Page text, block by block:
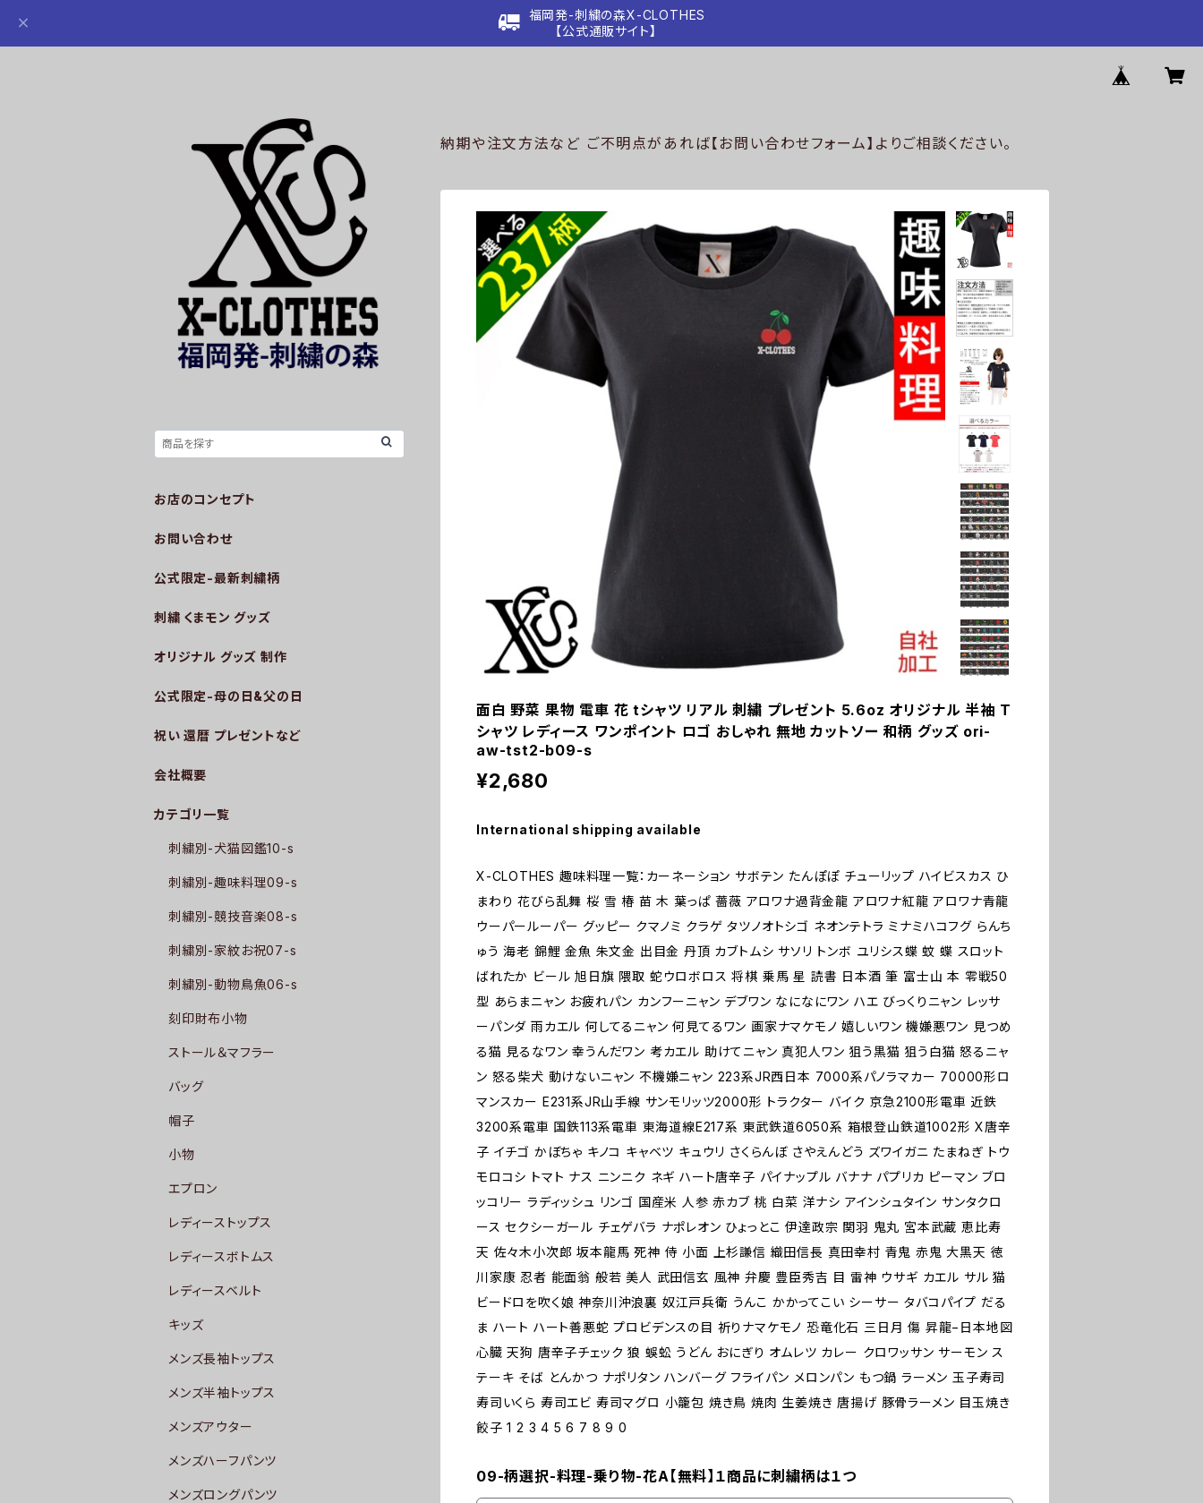
福岡発-刺繍の森X-CLOTHES
【公式通販サイト】
納期や注文方法など ご不明点があれば【お問い合わせフォーム】よりご相談ください。
面白 野菜 果物 電車 花 tシャツ リアル 刺繍 プレゼント 5.6oz オリジナル 半袖 T
シャツ レディース ワンポイント ロゴ おしゃれ 無地 カットソー 和柄 グッズ ori-
aw-tst2-b09-s
¥2,680
International shipping available
X-CLOTHES 趣味料理一覧：カーネーション サボテン たんぽぽ チューリップ ハイビスカス ひ
まわり 花びら乱舞 桜 雪 椿 苗 木 葉っぱ 薔薇 アロワナ過背金龍 アロワナ紅龍 アロワナ青龍
ウーパールーパー グッピー クマノミ クラゲ タツノオトシゴ ネオンテトラ ミナミハコフグ らんち
ゅう 海老 錦鯉 金魚 朱文金 出目金 丹頂 カブトムシ サソリ トンボ ユリシス蝶 蚊 蝶 スロット
ばれたか ビール 旭日旗 隈取 蛇ウロボロス 将棋 乗馬 星 読書 日本酒 筆 富士山 本 零戦50
型 あらまニャン お疲れパン カンフーニャン デブワン なになにワン ハエ びっくりニャン レッサ
ーパンダ 雨カエル 何してるニャン 何見てるワン 画家ナマケモノ 嬉しいワン 機嫌悪ワン 見つめ
る猫 見るなワン 幸うんだワン 考カエル 助けてニャン 真犯人ワン 狙う黒猫 狙う白猫 怒るニャ
ン 怒る柴犬 動けないニャン 不機嫌ニャン 223系JR西日本 7000系パノラマカー 70000形ロ
マンスカー E231系JR山手線 サンモリッツ2000形 トラクター バイク 京急2100形電車 近鉄
3200系電車 国鉄113系電車 東海道線E217系 東武鉄道6050系 箱根登山鉄道1002形 X唐辛
子 イチゴ かぼちゃ キノコ キャベツ キュウリ さくらんぼ さやえんどう ズワイガニ たまねぎ トウ
モロコシ トマト ナス ニンニク ネギ ハート唐辛子 パイナップル バナナ パプリカ ピーマン ブロ
ッコリー ラディッシュ リンゴ 国産米 人参 赤カブ 桃 白菜 洋ナシ アインシュタイン サンタクロ
ース セクシーガール チェゲバラ ナポレオン ひょっとこ 伊達政宗 関羽 鬼丸 宮本武蔵 恵比寿
天 佐々木小次郎 坂本龍馬 死神 侍 小面 上杉謙信 織田信長 真田幸村 青鬼 赤鬼 大黒天 徳
川家康 忍者 能面翁 般若 美人 武田信玄 風神 弁慶 豊臣秀吉 目 雷神 ウサギ カエル サル 猫
ビードロを吹く娘 神奈川沖浪裏 奴江戸兵衛 うんこ かかってこい シーサー タバコパイプ だる
ま ハート ハート善悪蛇 プロビデンスの目 祈りナマケモノ 恐竜化石 三日月 傷 昇龍−日本地図
心臓 天狗 唐辛子チェック 狼 蜈蚣 うどん おにぎり オムレツ カレー クロワッサン サーモン ス
テーキ そば とんかつ ナポリタン ハンバーグ フライパン メロンパン もつ鍋 ラーメン 玉子寿司
寿司いくら 寿司エビ 寿司マグロ 小籠包 焼き鳥 焼肉 生姜焼き 唐揚げ 豚骨ラーメン 目玉焼き
餃子 1 2 3 4 5 6 7 8 9 0
09-柄選択-料理-乗り物-花A【無料】１商品に刺繍柄は１つ
お店のコンセプト
お問い合わせ
公式限定-最新刺繍柄
刺繍 くまモン グッズ
オリジナル グッズ 制作
公式限定-母の日&父の日
祝い 還暦 プレゼントなど
会社概要
カテゴリ一覧
刺繍別-犬猫図鑑10-s
刺繍別-趣味料理09-s
刺繍別-競技音楽08-s
刺繍別-家紋お祝07-s
刺繍別-動物鳥魚06-s
刻印財布小物
ストール＆マフラー
バッグ
帽子
小物
エプロン
レディーストップス
レディースボトムス
レディースベルト
キッズ
メンズ長袖トップス
メンズ半袖トップス
メンズアウター
メンズハーフパンツ
メンズロングパンツ